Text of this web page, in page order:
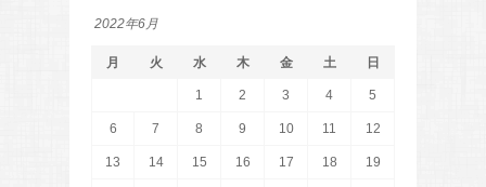
2022年6月
月 火 水 木 金 土 日
1 2 3 4 5
6 7 8 9 10 11 12
13 14 15 16 17 18 19